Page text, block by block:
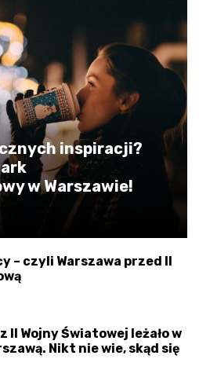
inspiracji?
w Warszawie!
– czyli Warszawa przed II
II Wojny Światowej leżało w
Nikt nie wie, skąd się